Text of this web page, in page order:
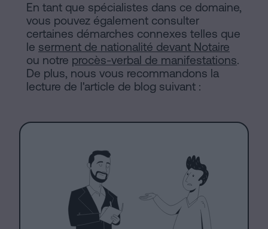
En tant que spécialistes dans ce domaine,
vous pouvez également consulter
certaines démarches connexes telles que
le serment de nationalité devant Notaire
ou notre procès-verbal de manifestations.
De plus, nous vous recommandons la
lecture de l'article de blog suivant :